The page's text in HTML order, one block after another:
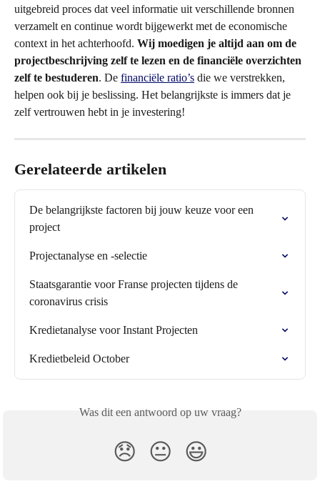
uitgebreid proces dat veel informatie uit verschillende bronnen
verzamelt en continue wordt bijgewerkt met de economische
context in het achterhoofd. Wij moedigen je altijd aan om de
projectbeschrijving zelf te lezen en de financiële overzichten
zelf te bestuderen. De financiële ratio’s die we verstrekken,
helpen ook bij je beslissing. Het belangrijkste is immers dat je
zelf vertrouwen hebt in je investering!
Gerelateerde artikelen
De belangrijkste factoren bij jouw keuze voor een
project
Projectanalyse en -selectie
Staatsgarantie voor Franse projecten tijdens de
coronavirus crisis
Kredietanalyse voor Instant Projecten
Kredietbeleid October
Was dit een antwoord op uw vraag?
😞 😐 😃